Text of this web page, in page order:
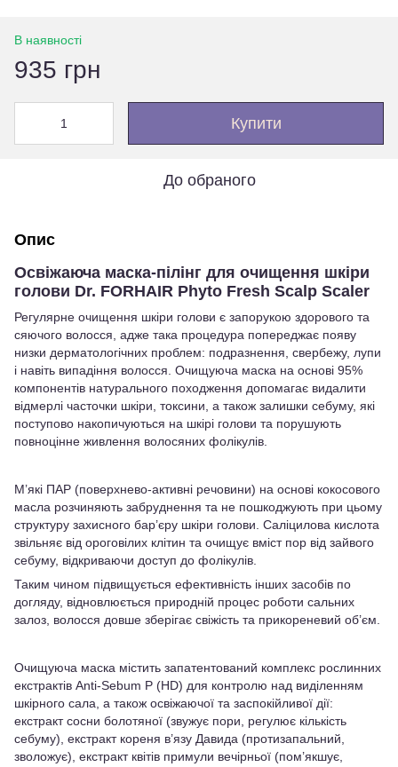
В наявності
935 грн
Купити
До обраного
Опис
Освіжаюча маска-пілінг для очищення шкіри
голови Dr. FORHAIR Phyto Fresh Scalp Scaler
Регулярне очищення шкіри голови є запорукою здорового та
сяючого волосся, адже така процедура попереджає появу
низки дерматологічних проблем: подразнення, свербежу, лупи
і навіть випадіння волосся. Очищуюча маска на основі 95%
компонентів натурального походження допомагає видалити
відмерлі часточки шкіри, токсини, а також залишки себуму, які
поступово накопичуються на шкірі голови та порушують
повноцінне живлення волосяних фолікулів.
М’які ПАР (поверхнево-активні речовини) на основі кокосового
масла розчиняють забруднення та не пошкоджують при цьому
структуру захисного бар’єру шкіри голови. Саліцилова кислота
звільняє від ороговілих клітин та очищує вміст пор від зайвого
себуму, відкриваючи доступ до фолікулів.
Таким чином підвищується ефективність інших засобів по
догляду, відновлюється природній процес роботи сальних
залоз, волосся довше зберігає свіжість та прикореневий об’єм.
Очищуюча маска містить запатентований комплекс рослинних
екстрактів Anti-Sebum P (HD) для контролю над виділенням
шкірного сала, а також освіжаючої та заспокійливої дії:
екстракт сосни болотяної (звужує пори, регулює кількість
себуму), екстракт кореня в’язу Давида (протизапальний,
зволожує), екстракт квітів примули вечірньої (пом’якшує,